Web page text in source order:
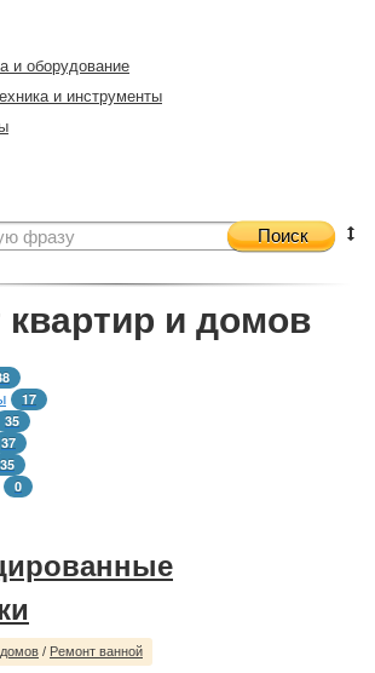
и оборудование
и инструменты
Поиск
квартир и домов
17
35
37
35
0
/ Ремонт ванной